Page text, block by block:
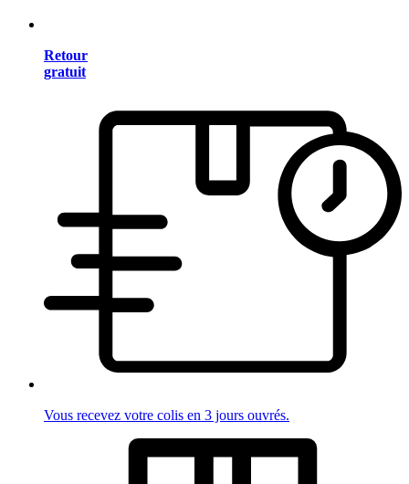
Retour
gratuit
Vous recevez votre colis en 3 jours ouvrés.